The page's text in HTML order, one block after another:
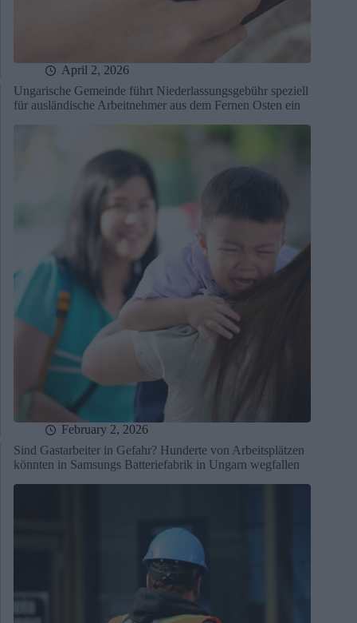
April 2, 2026
Ungarische Gemeinde führt Niederlassungsgebühr speziell
für ausländische Arbeitnehmer aus dem Fernen Osten ein
February 2, 2026
Sind Gastarbeiter in Gefahr? Hunderte von Arbeitsplätzen
könnten in Samsungs Batteriefabrik in Ungarn wegfallen